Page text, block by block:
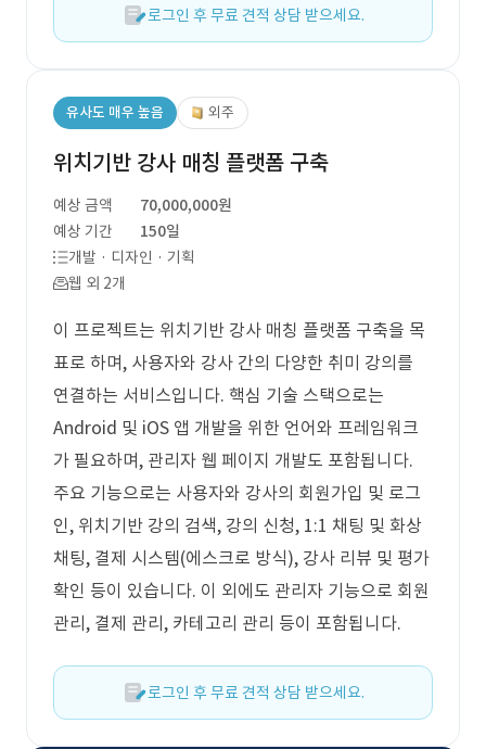
로그인 후 무료 견적 상담 받으세요.
유사도 매우 높음 외주
위치기반 강사 매칭 플랫폼 구축
예상 금액
70,000,000원
예상 기간
150일
개발 · 디자인 · 기획
웹 외 2개
이 프로젝트는 위치기반 강사 매칭 플랫폼 구축을 목
표로 하며, 사용자와 강사 간의 다양한 취미 강의를
연결하는 서비스입니다. 핵심 기술 스택으로는
Android 및 iOS 앱 개발을 위한 언어와 프레임워크
가 필요하며, 관리자 웹 페이지 개발도 포함됩니다.
주요 기능으로는 사용자와 강사의 회원가입 및 로그
인, 위치기반 강의 검색, 강의 신청, 1:1 채팅 및 화상
채팅, 결제 시스템(에스크로 방식), 강사 리뷰 및 평가
확인 등이 있습니다. 이 외에도 관리자 기능으로 회원
관리, 결제 관리, 카테고리 관리 등이 포함됩니다.
로그인 후 무료 견적 상담 받으세요.